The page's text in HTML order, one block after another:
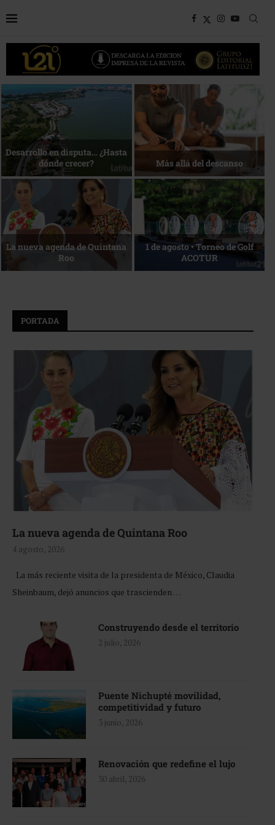
Bottega, un viaje servido a la
mesa
Energía que Impulsa la
competitividad
Reconocimiento de viajeros La esencia del servicio
PORTADA
La nueva agenda de Quintana Roo
4 agosto, 2026
La más reciente visita de la presidenta de México, Claudia
Sheinbaum, dejó anuncios que trascienden …
Construyendo desde el territorio
2 julio, 2026
Puente Nichupté movilidad,
competitividad y futuro
3 junio, 2026
Renovación que redefine el lujo
30 abril, 2026